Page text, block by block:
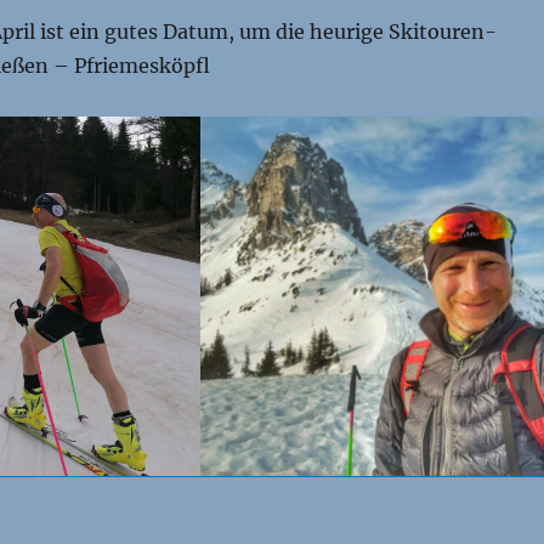
ist ein gutes Datum, um die heurige Skitouren-
– Pfriemesköpfl